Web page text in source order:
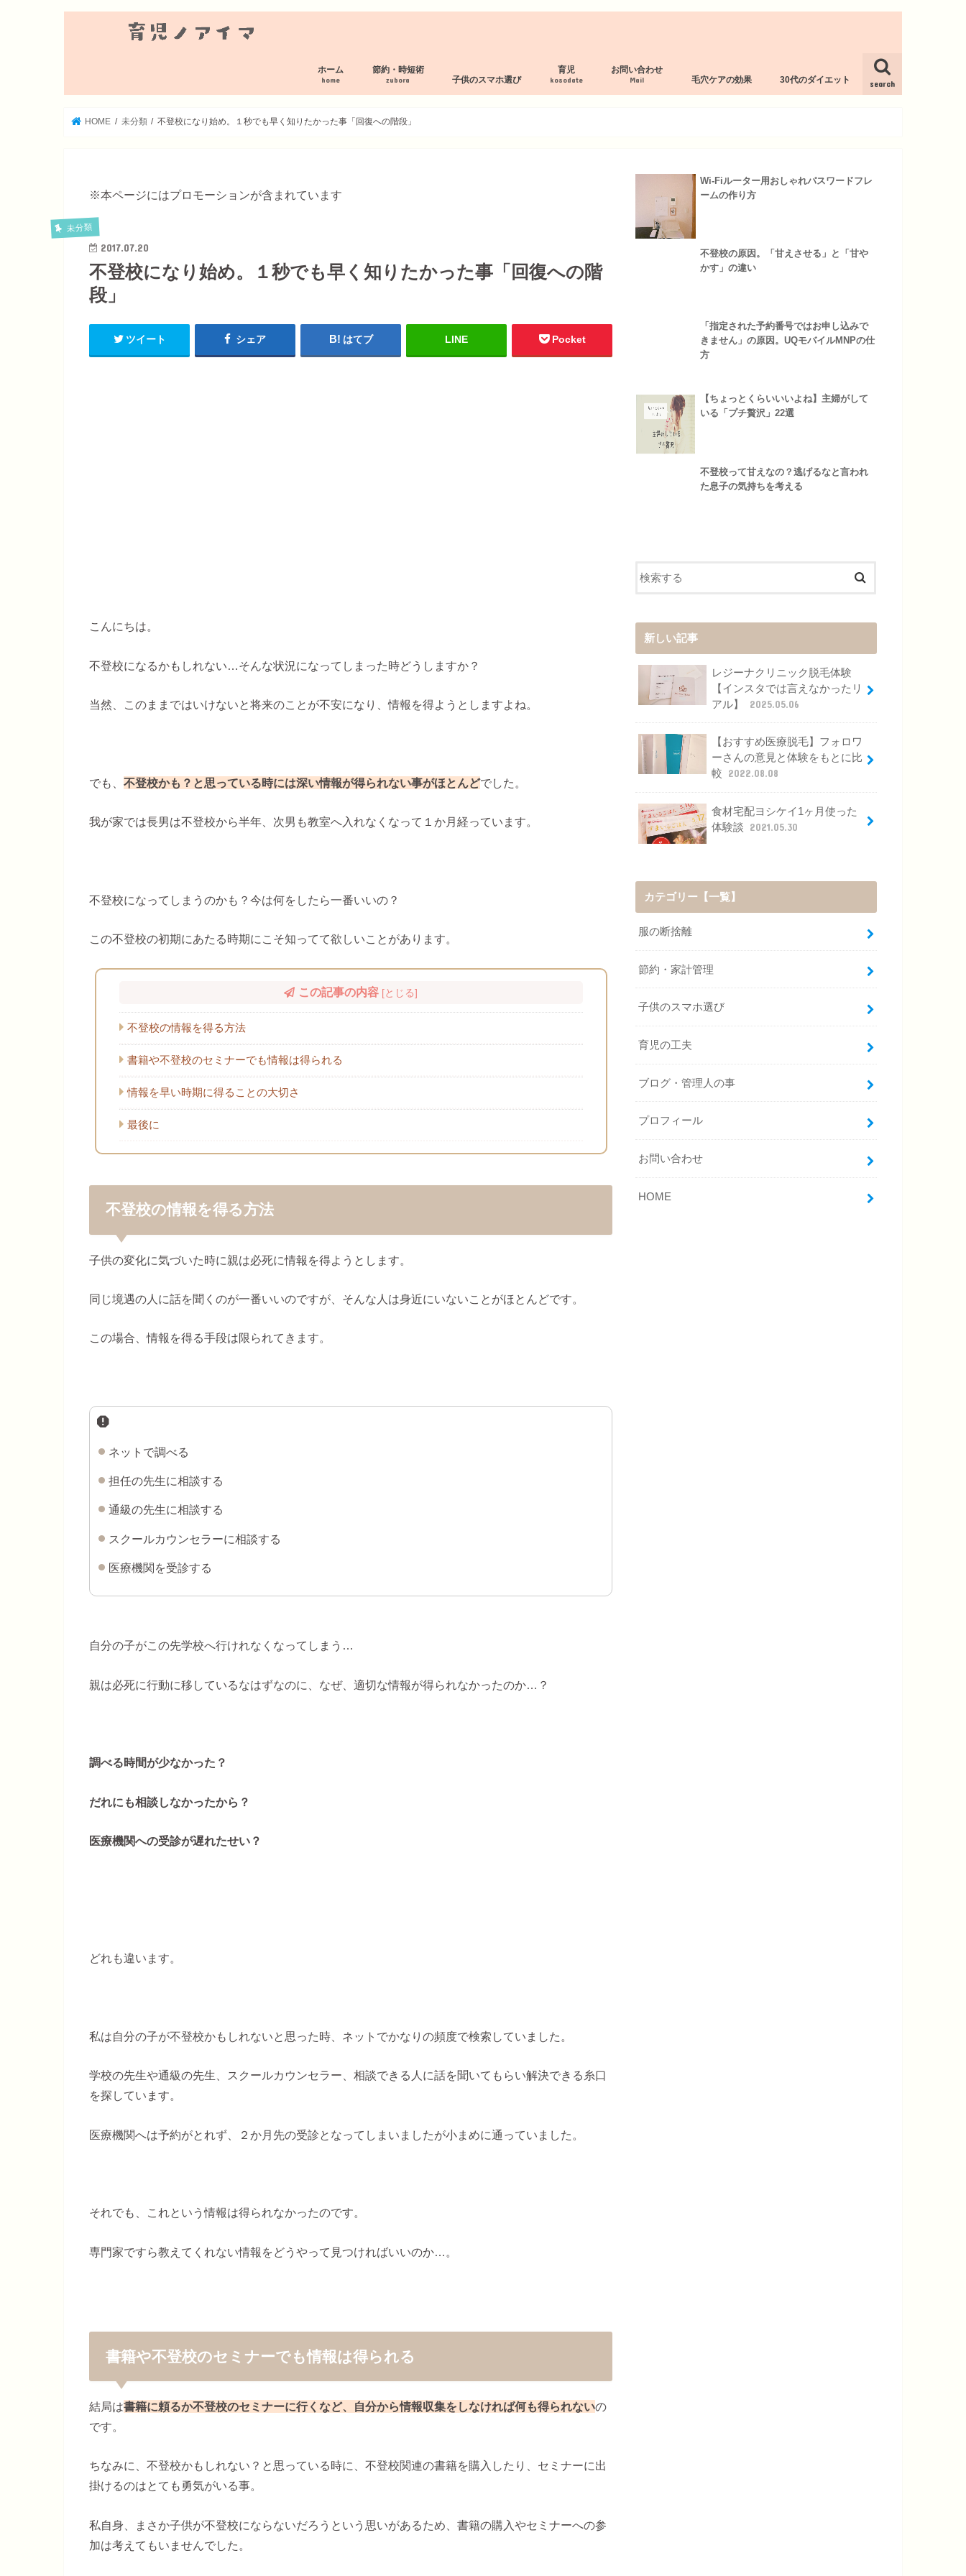
search
ホーム
home
節約・時短術
zubora 子供のスマホ選び
育児
kosodate
お問い合わせ
Mail 毛穴ケアの効果 30代のダイエット
HOME 未分類 不登校になり始め。１秒でも早く知りたかった事「回復への階段」
※本ページにはプロモーションが含まれています
未分類
2017.07.20
不登校になり始め。１秒でも早く知りたかった事「回復への階
段」
ツイート シェア はてブ LINE Pocket
こんにちは。
不登校になるかもしれない…そんな状況になってしまった時どうしますか？
当然、このままではいけないと将来のことが不安になり、情報を得ようとしますよね。
でも、 不登校かも？と思っている時には深い情報が得られない事がほとんどでした。
我が家では長男は不登校から半年、次男も教室へ入れなくなって１か月経っています。
不登校になってしまうのかも？今は何をしたら一番いいの？
この不登校の初期にあたる時期にこそ知ってて欲しいことがあります。
この記事の内容 [とじる]
不登校の情報を得る方法
書籍や不登校のセミナーでも情報は得られる
情報を早い時期に得ることの大切さ
最後に
不登校の情報を得る方法
子供の変化に気づいた時に親は必死に情報を得ようとします。
同じ境遇の人に話を聞くのが一番いいのですが、そんな人は身近にいないことがほとんどです。
この場合、情報を得る手段は限られてきます。
ネットで調べる
担任の先生に相談する
通級の先生に相談する
スクールカウンセラーに相談する
医療機関を受診する
自分の子がこの先学校へ行けれなくなってしまう…
親は必死に行動に移しているなはずなのに、なぜ、適切な情報が得られなかったのか…？
調べる時間が少なかった？
だれにも相談しなかったから？
医療機関への受診が遅れたせい？
どれも違います。
私は自分の子が不登校かもしれないと思った時、ネットでかなりの頻度で検索していました。
学校の先生や通級の先生、スクールカウンセラー、相談できる人に話を聞いてもらい解決できる糸口
を探しています。
医療機関へは予約がとれず、２か月先の受診となってしまいましたが小まめに通っていました。
それでも、これという情報は得られなかったのです。
専門家ですら教えてくれない情報をどうやって見つければいいのか…。
書籍や不登校のセミナーでも情報は得られる
結局は書籍に頼るか不登校のセミナーに行くなど、自分から情報収集をしなければ何も得られないの
です。
ちなみに、不登校かもしれない？と思っている時に、不登校関連の書籍を購入したり、セミナーに出
掛けるのはとても勇気がいる事。
私自身、まさか子供が不登校にならないだろうという思いがあるため、書籍の購入やセミナーへの参
加は考えてもいませんでした。
Wi-Fiルーター用おしゃれパスワードフレ
ームの作り方
不登校の原因。「甘えさせる」と「甘や
かす」の違い
「指定された予約番号ではお申し込みで
きません」の原因。UQモバイルMNPの仕
方
【ちょっとくらいいいよね】主婦がして
いる「プチ贅沢」22選
不登校って甘えなの？逃げるなと言われ
た息子の気持ちを考える
新しい記事
レジーナクリニック脱毛体験
【インスタでは言えなかったリ
アル】
2025.05.06
【おすすめ医療脱毛】フォロワ
ーさんの意見と体験をもとに比
較
2022.08.08
食材宅配ヨシケイ1ヶ月使った
体験談
2021.05.30
カテゴリー【一覧】
服の断捨離
節約・家計管理
子供のスマホ選び
育児の工夫
ブログ・管理人の事
プロフィール
お問い合わせ
HOME